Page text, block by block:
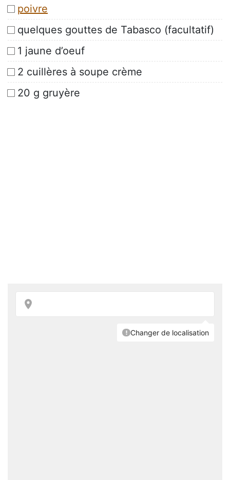
poivre
quelques gouttes de Tabasco (facultatif)
1 jaune d’oeuf
2 cuillères à soupe crème
20 g gruyère